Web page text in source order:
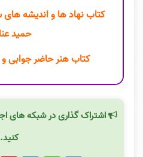
کتاب نهاد ها و اندیشه
حمید
کتاب هنر حاضر جوابی
اشتراک گذاری در شبکه های
کنید.